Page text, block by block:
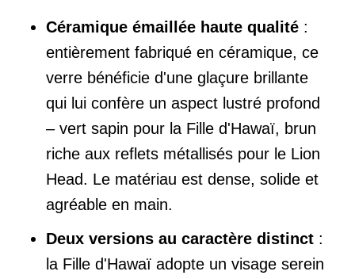
Céramique émaillée haute qualité :
entièrement fabriqué en céramique, ce
verre bénéficie d'une glaçure brillante
qui lui confère un aspect lustré profond
– vert sapin pour la Fille d'Hawaï, brun
riche aux reflets métallisés pour le Lion
Head. Le matériau est dense, solide et
agréable en main.
Deux versions au caractère distinct :
la Fille d'Hawaï adopte un visage serein